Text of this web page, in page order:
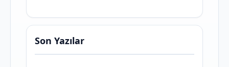
Son Yazılar